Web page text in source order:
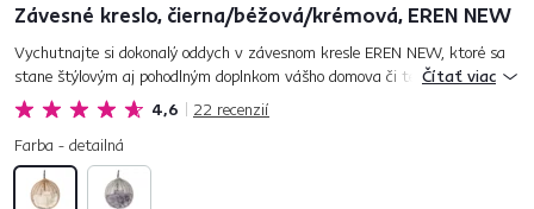
Závesné kreslo, čierna/béžová/krémová, EREN NEW
4,6 22 recenzií
Vychutnajte si dokonalý oddych v závesnom kresle EREN NEW, ktoré sa
stane štýlovým aj pohodlným doplnkom vášho domova či terasy. Elegantné
spojenie čiernej ocele, béžového technického ratanu a mäkk...
Čítať viac
Farba - detailná